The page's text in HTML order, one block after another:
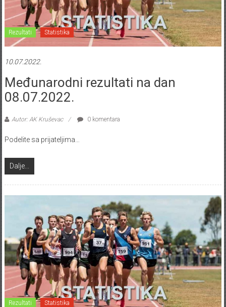
Rezultati Statistika
10.07.2022.
Međunarodni rezultati na dan
08.07.2022.
Autor: AK Kruševac 0 komentara
Podelite sa prijateljima…
Dalje...
Rezultati Statistika